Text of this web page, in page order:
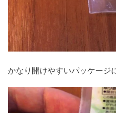
かなり開けやすいパッケージ